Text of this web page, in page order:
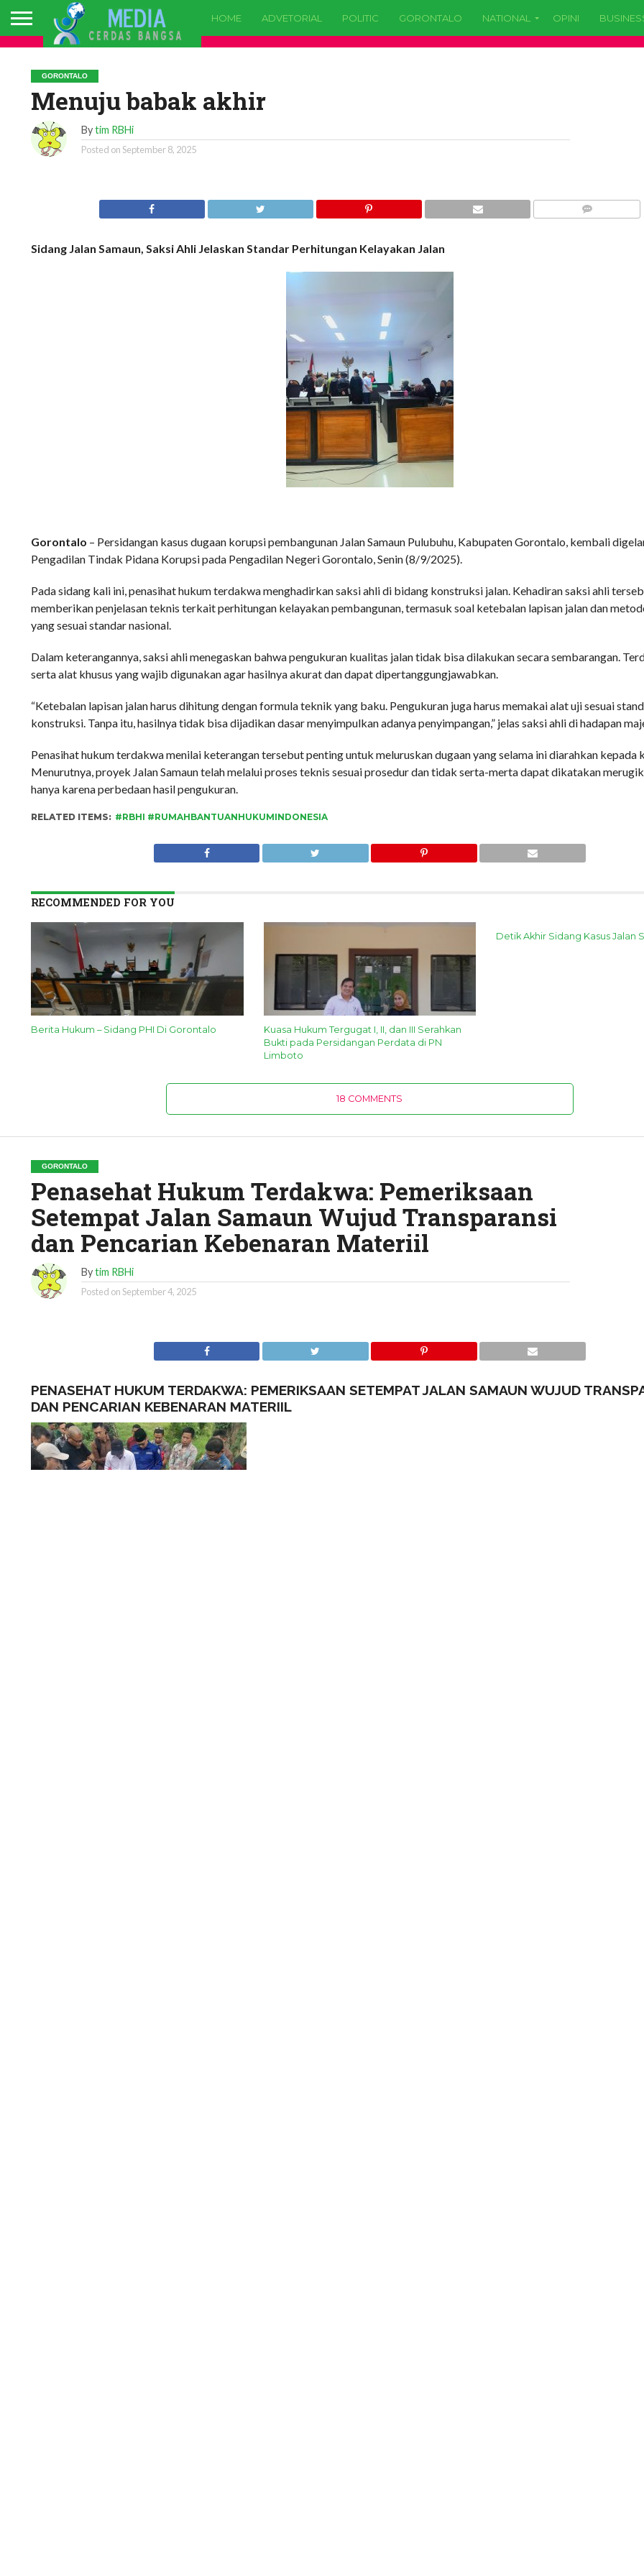
HOME ADVETORIAL POLITIC GORONTALO NATIONAL OPINI
GORONTALO
Menuju babak akhir
Bytim RBHi
Posted onSeptember 8, 2025
Sidang Jalan Samaun, Saksi Ahli Jelaskan Standar Perhitungan Kelayakan Jalan
Gorontalo – Persidangan kasus dugaan korupsi pembangunan Jalan Samaun Pulubuhu, Kabupaten Gorontalo, kembali
Pengadilan Tindak Pidana Korupsi pada Pengadilan Negeri Gorontalo, Senin (8/9/2025).
Pada sidang kali ini, penasihat hukum terdakwa menghadirkan saksi ahli di bidang konstruksi jalan. Kehadiran saksi ahli
memberikan penjelasan teknis terkait perhitungan kelayakan pembangunan, termasuk soal ketebalan lapisan jalan dan
yang sesuai standar nasional.
Dalam keterangannya, saksi ahli menegaskan bahwa pengukuran kualitas jalan tidak bisa dilakukan secara sembarangan.
serta alat khusus yang wajib digunakan agar hasilnya akurat dan dapat dipertanggungjawabkan.
“Ketebalan lapisan jalan harus dihitung dengan formula teknik yang baku. Pengukuran juga harus memakai alat uji sesuai
konstruksi. Tanpa itu, hasilnya tidak bisa dijadikan dasar menyimpulkan adanya penyimpangan,” jelas saksi ahli di hadapan
Penasihat hukum terdakwa menilai keterangan tersebut penting untuk meluruskan dugaan yang selama ini diarahkan kepada
Menurutnya, proyek Jalan Samaun telah melalui proses teknis sesuai prosedur dan tidak serta-merta dapat dikatakan
hanya karena perbedaan hasil pengukuran.
RELATED ITEMS: #RBHI #RUMAHBANTUANHUKUMINDONESIA
RECOMMENDED FOR YOU
Berita Hukum – Sidang PHI Di Gorontalo
Kuasa Hukum Tergugat I, II, dan III Serahkan
Bukti pada Persidangan Perdata di PN
Limboto
Detik Akhir Sidang Kasus Jalan
18 COMMENTS
GORONTALO
Penasehat Hukum Terdakwa: Pemeriksaan
Setempat Jalan Samaun Wujud Transparansi
dan Pencarian Kebenaran Materiil
Bytim RBHi
Posted onSeptember 4, 2025
PENASEHAT HUKUM TERDAKWA: PEMERIKSAAN SETEMPAT JALAN SAMAUN WUJUD
DAN PENCARIAN KEBENARAN MATERIIL